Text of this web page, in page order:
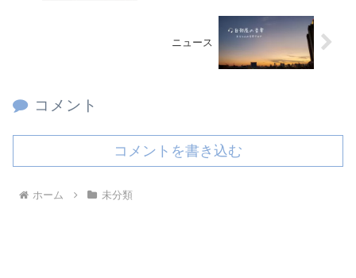
ニュース
コメント
コメントを書き込む
ホーム 未分類